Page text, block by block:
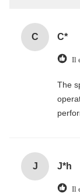
C C*
Il
The
J J*h
Il